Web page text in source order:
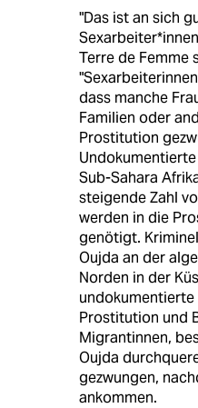
"Das ist an sich
Terre de Femme
dass manche
Familien oder
Prostitution
Sub-Sahara
steigende Zahl
werden in die
genötigt.
Oujda an der
Norden in der
undokumentierte
Prostitution und
Migrantinnen,
Oujda
gezwungen,
ankommen.